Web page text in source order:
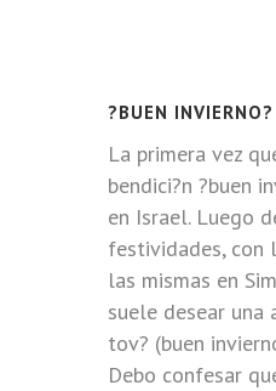
?BUEN INVIERNO?
La primera vez
bendici?n ?buen
en Israel. Luego
festividades, con
las mismas en
suele desear
tov? (buen
Debo confesar